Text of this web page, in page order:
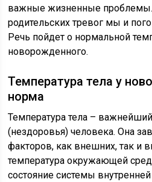
важные жизненные проблемы.
родительских тревог мы и
Речь пойдет о нормальной
новорожденного.
Температура тела у
норма
Температура тела –
(нездоровья) человека. Она
факторов, как внешних, так и
температура окружающей
состояние системы